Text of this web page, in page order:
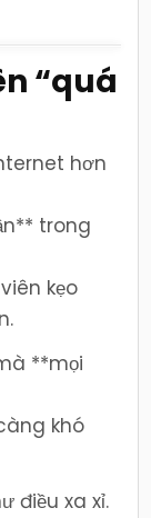
“quá
hơn
trong
kẹo
**mọi
khó
điều xa xỉ.